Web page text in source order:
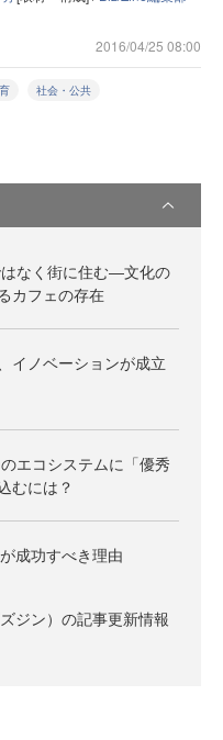
2016/04/25 08:00
社会・公共
なく街に住む―文化の
カフェの存在
イノベーションが成立
エコシステムに「優秀
むには？
成功すべき理由
ジン）の記事更新情報